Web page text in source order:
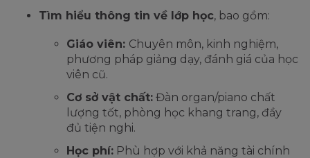
Tìm hiểu thông tin về lớp học, bao gồm:
Giáo viên: Chuyên môn, kinh nghiệm,
phương pháp giảng dạy, đánh giá của học
viên cũ.
Cơ sở vật chất: Đàn organ/piano chất
lượng tốt, phòng học khang trang, đầy
đủ tiện nghi.
Học phí: Phù hợp với khả năng tài chính